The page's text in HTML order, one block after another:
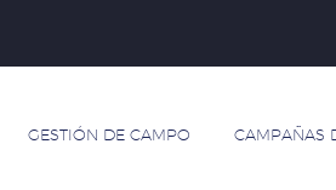
GESTIÓN DE CAMPO CAMPAÑAS